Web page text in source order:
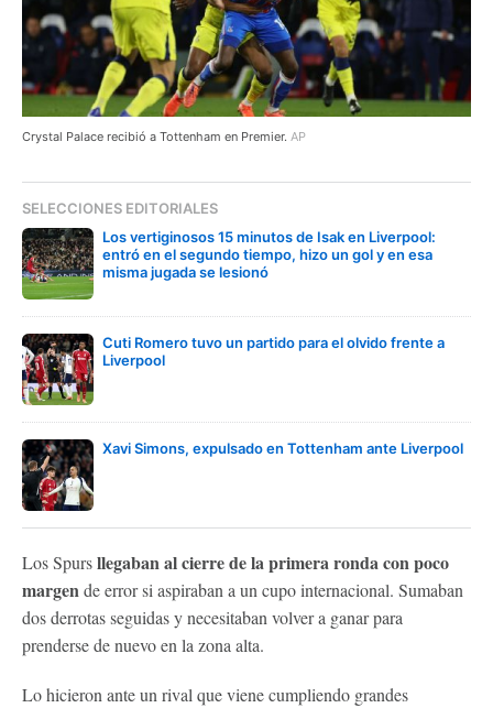
Crystal Palace recibió a Tottenham en Premier. AP
SELECCIONES EDITORIALES
Los vertiginosos 15 minutos de Isak en Liverpool:
entró en el segundo tiempo, hizo un gol y en esa
misma jugada se lesionó
Cuti Romero tuvo un partido para el olvido frente a
Liverpool
Xavi Simons, expulsado en Tottenham ante Liverpool
Los Spursllegaban al cierre de la primera ronda con poco
margende error si aspiraban a un cupo internacional. Sumaban
dos derrotas seguidas y necesitaban volver a ganar para
prenderse de nuevo en la zona alta.
Lo hicieron ante un rival que viene cumpliendo grandes